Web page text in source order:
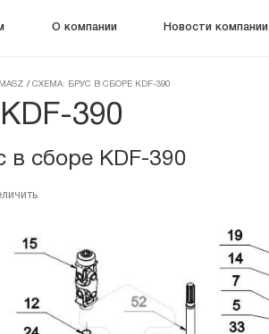
О компании Новости компании
/ СХЕМА: БРУС В СБОРЕ KDF-390
390
в сборе KDF-390